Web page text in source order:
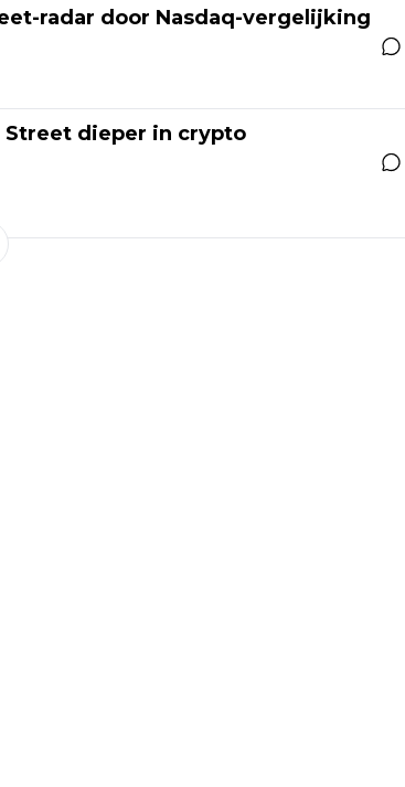
radar door Nasdaq-vergelijking
Street dieper in crypto